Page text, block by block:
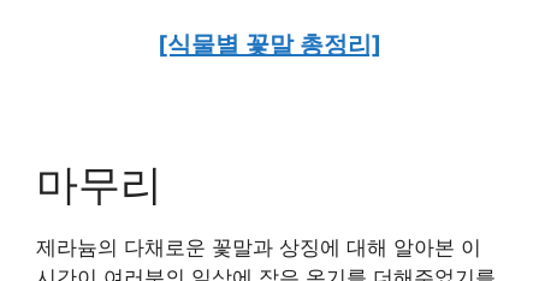
[식물별 꽃말 총정리]
마무리
제라늄의 다채로운 꽃말과 상징에 대해 알아본 이